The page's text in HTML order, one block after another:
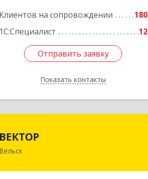
Клиентов на сопровождении
180
1С:Специалист
12
Отправить заявку
Показать контакты
Отправить заявку
Назад
ВЕКТОР
Вельск
165150, Архангельская обл, Вельский